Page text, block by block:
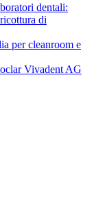
dentali:
di
per cleanroom e
Vivadent AG